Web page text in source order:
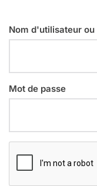
Nom d'utilisateur
Mot de passe